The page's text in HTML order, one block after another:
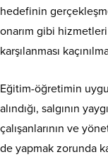
hedefinin
onarım gibi
karşılanması
Eğitim-öğretimin
alındığı, salgının
çalışanlarının ve
de yapmak zorunda